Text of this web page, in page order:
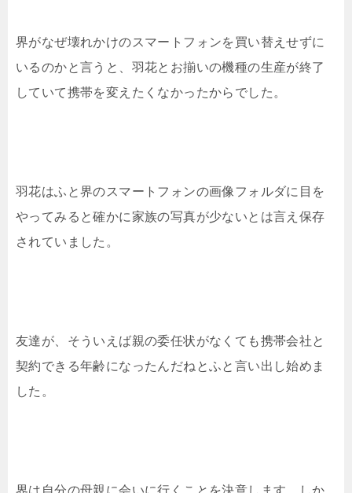
界がなぜ壊れかけのスマートフォンを買い替えせずに
いるのかと言うと、羽花とお揃いの機種の生産が終了
していて携帯を変えたくなかったからでした。
羽花はふと界のスマートフォンの画像フォルダに目を
やってみると確かに家族の写真が少ないとは言え保存
されていました。
友達が、そういえば親の委任状がなくても携帯会社と
契約できる年齢になったんだねとふと言い出し始めま
した。